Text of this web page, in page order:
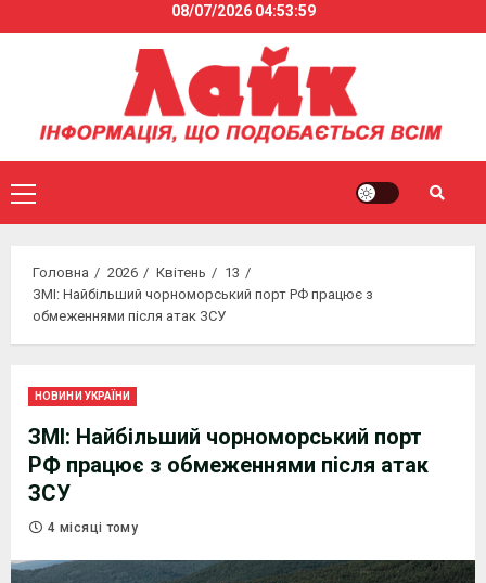
to
08/07/2026 04:53:59
Primary
Menu
Головна 2026 Квітень
13
ЗМІ: Найбільший чорноморський порт РФ працює з
обмеженнями після атак ЗСУ
НОВИНИ УКРАЇНИ
ЗМІ: Найбільший чорноморський порт
РФ працює з обмеженнями після атак
ЗСУ
4 місяці тому